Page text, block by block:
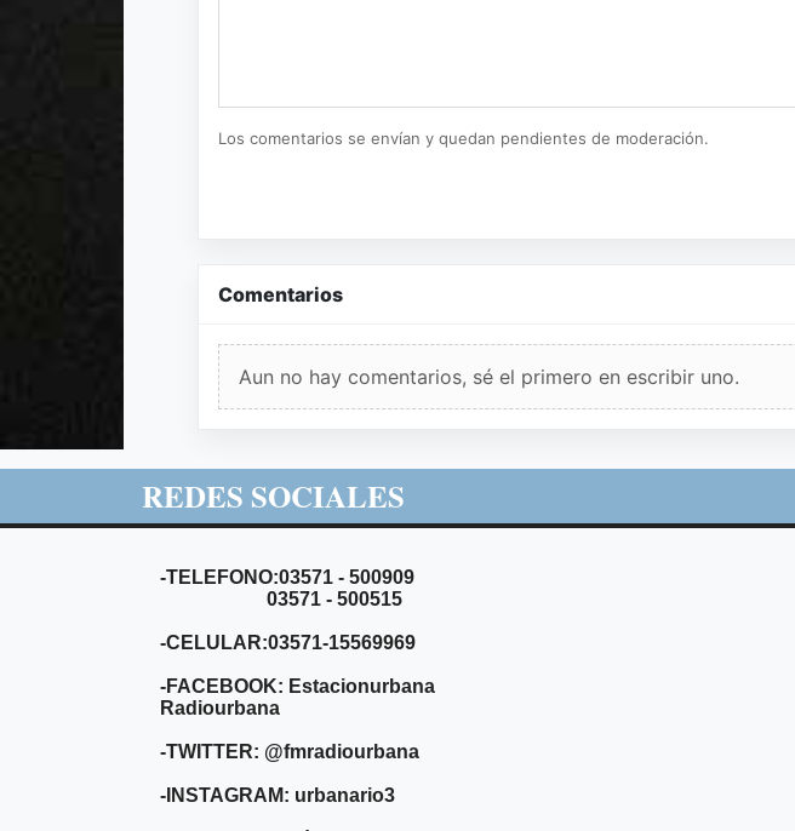
Los comentarios se envían y quedan pendientes de moderación.
Comentarios
Aun no hay comentarios, sé el primero en escribir uno.
REDES SOCIALES
-TELEFONO:03571 - 500909
03571 - 500515
-CELULAR:03571-15569969
-FACEBOOK: Estacionurbana
Radiourbana
-TWITTER: @fmradiourbana
-INSTAGRAM: urbanario3